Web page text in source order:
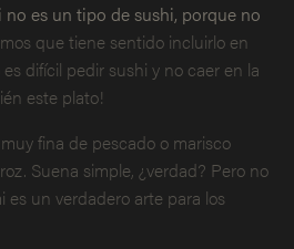
no es un tipo de sushi, porque no
que tiene sentido incluirlo en
es difícil pedir sushi y no caer en la
este plato!
fina de pescado o marisco
Suena simple, ¿verdad? Pero no
es un verdadero arte para los